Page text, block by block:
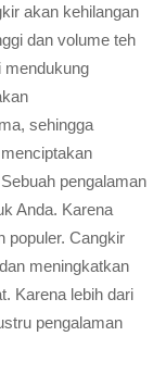
akan kehilangan
dan volume teh
mendukung
sehingga
pengalaman
Anda. Karena
populer. Cangkir
meningkatkan
Karena lebih dari
pengalaman